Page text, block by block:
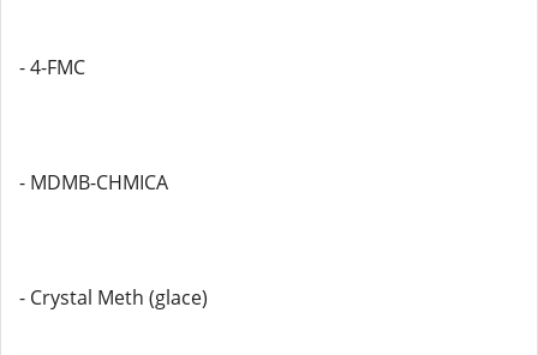
- 4-FMC
- MDMB-CHMICA
- Crystal Meth (glace)